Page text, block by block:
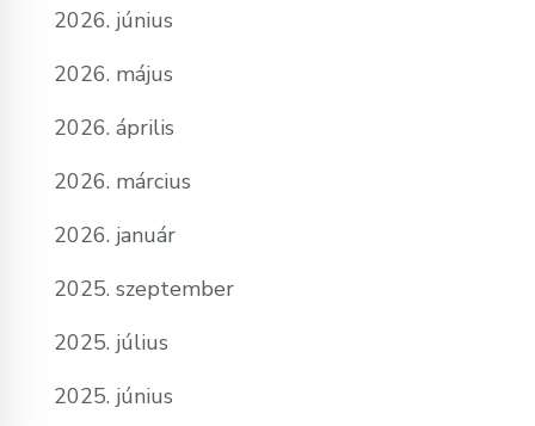
2026. június
2026. május
2026. április
2026. március
2026. január
2025. szeptember
2025. július
2025. június